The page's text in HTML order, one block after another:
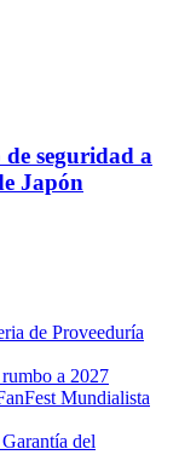
seguridad a
Japón
de Proveeduría
a 2027
Mundialista
del